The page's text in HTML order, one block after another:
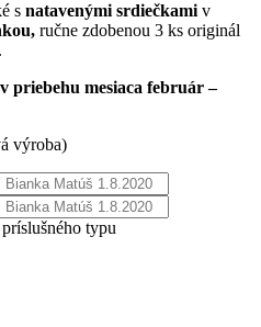
s natavenými srdiečkami v
ručne zdobenou 3 ks originál
.
priebehu mesiaca február –
výroba)
typu